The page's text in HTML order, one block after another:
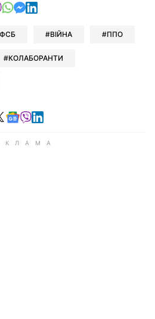
у Telegram
у Facebook
у X
відправити у Viber
відправити у Whatsapp
відправити у Messenger
відправити у LinkedIn
ФСБ ВІЙНА ППО
КОЛАБОРАНТИ
у Telegram
у Facebook
Читайте у X
Читайте у Google news
Читайте у Viber
Читайте у LinkedIn